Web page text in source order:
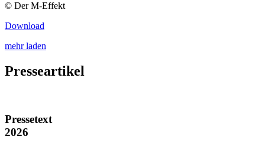
© Der M-Effekt
Download
mehr laden
Presseartikel
Pressetext
2026